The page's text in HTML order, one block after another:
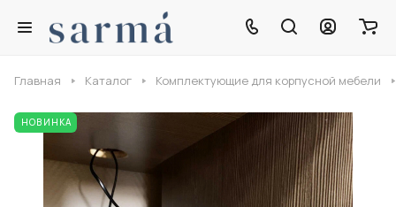
Главная Каталог Комплектующие для корпусной мебели
НОВИНКА